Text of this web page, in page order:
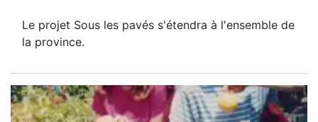
Le projet Sous les pavés s'étendra à l'ensemble de
la province.